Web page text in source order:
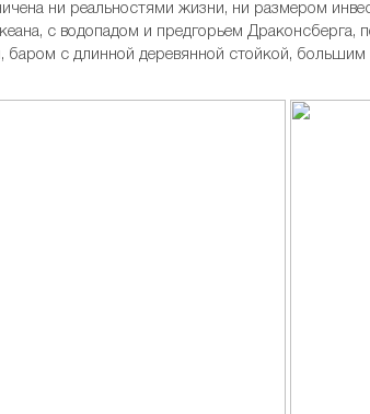
ни реальностями жизни, ни размером
с водопадом и предгорьем
баром с длинной деревянной стойкой,